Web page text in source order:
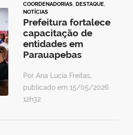
COORDENADORIAS, DESTAQUE,
NOTÍCIAS
Prefeitura fortalece
capacitação de
entidades em
Parauapebas
Por Ana Lucia Freitas,
publicado em 15/05/2026
12h32